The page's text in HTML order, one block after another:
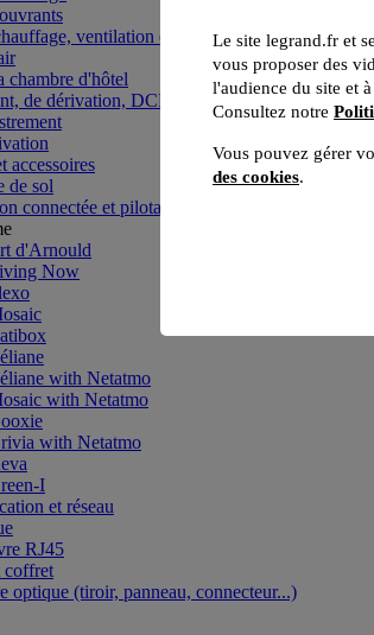
ventilation et climatisation
chambre d'hôtel
de dérivation, DCL et boîte de sol
accessoires
de sol
connectée et pilotage du bâtiment
d'Arnould
Now
with Netatmo
with Netatmo
with Netatmo
I
et réseau
RJ45
coffret
optique (tiroir, panneau, connecteur...)
Le site legrand.fr et
vous proposer des
l'audience du site et
Consultez notre
Vous pouvez gérer
des cookies.